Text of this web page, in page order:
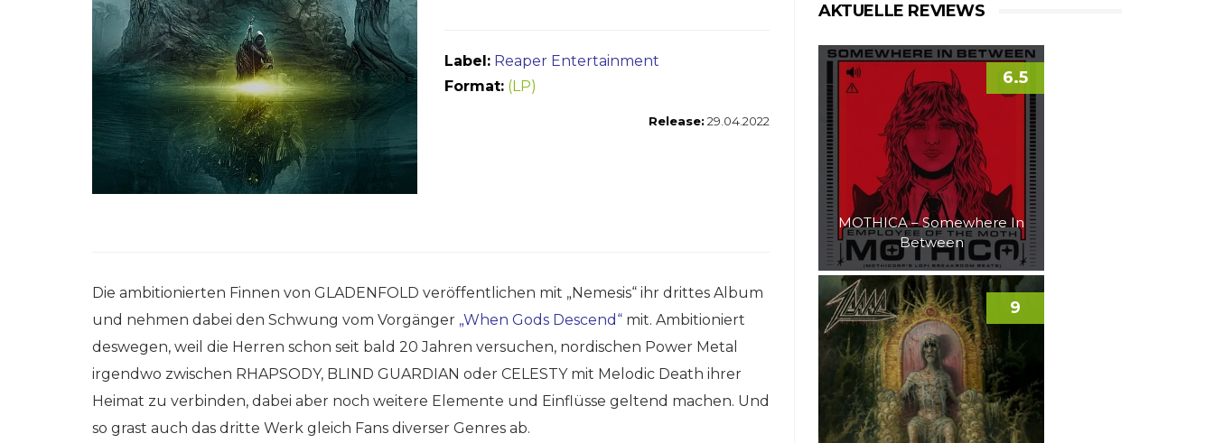
Label: Reaper Entertainment
Format: (LP)
Release: 29.04.2022
Die ambitionierten Finnen von GLADENFOLD veröffentlichen mit „Nemesis“ ihr drittes Album
und nehmen dabei den Schwung vom Vorgänger „When Gods Descend“ mit. Ambitioniert
deswegen, weil die Herren schon seit bald 20 Jahren versuchen, nordischen Power Metal
irgendwo zwischen RHAPSODY, BLIND GUARDIAN oder CELESTY mit Melodic Death ihrer
Heimat zu verbinden, dabei aber noch weitere Elemente und Einflüsse geltend machen. Und
so grast auch das dritte Werk gleich Fans diverser Genres ab.
AKTUELLE REVIEWS
MOTHICA – Somewhere In
Between
6.5
9